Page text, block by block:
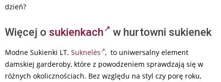
dzień?
Więcej o sukienkach w hurtowni sukienek
Modne Sukienki LT. Suknelės , to uniwersalny element
damskiej garderoby, które z powodzeniem sprawdzają się w
różnych okolicznościach. Bez względu na styl czy porę roku,